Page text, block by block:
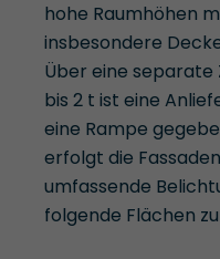
hohe Raumhöhen
insbesondere
Über eine separate
bis 2 t ist eine
eine Rampe
erfolgt die
umfassende
folgende Flächen